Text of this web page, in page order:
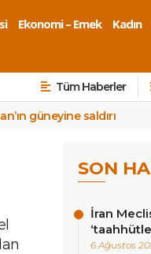
Ekonomi – Emek Kadın
Tüm Haberler
güneyine saldırı
SON
İran
6 Ağustos